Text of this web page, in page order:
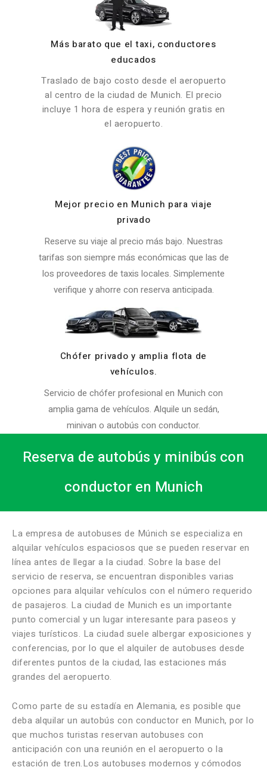
Más barato que el taxi, conductores
educados
Traslado de bajo costo desde el aeropuerto
al centro de la ciudad de Munich. El precio
incluye 1 hora de espera y reunión gratis en
el aeropuerto.
Mejor precio en Munich para viaje
privado
Reserve su viaje al precio más bajo. Nuestras
tarifas son siempre más económicas que las de
los proveedores de taxis locales. Simplemente
verifique y ahorre con reserva anticipada.
Chófer privado y amplia flota de
vehículos.
Servicio de chófer profesional en Munich con
amplia gama de vehículos. Alquile un sedán,
minivan o autobús con conductor.
Reserva de autobús y minibús con
conductor en Munich
La empresa de autobuses de Múnich se especializa en
alquilar vehículos espaciosos que se pueden reservar en
línea antes de llegar a la ciudad. Sobre la base del
servicio de reserva, se encuentran disponibles varias
opciones para alquilar vehículos con el número requerido
de pasajeros. La ciudad de Munich es un importante
punto comercial y un lugar interesante para paseos y
viajes turísticos. La ciudad suele albergar exposiciones y
conferencias, por lo que el alquiler de autobuses desde
diferentes puntos de la ciudad, las estaciones más
grandes del aeropuerto.
Como parte de su estadía en Alemania, es posible que
deba alquilar un autobús con conductor en Munich, por lo
que muchos turistas reservan autobuses con
anticipación con una reunión en el aeropuerto o la
estación de tren.Los autobuses modernos y cómodos